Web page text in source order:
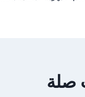
صلة